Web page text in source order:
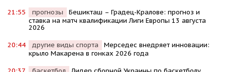
21:55 прогнозы
Бешикташ – Градец-Кралове: прогноз и
ставка на матч квалификации Лиги Европы 13 августа
2026
20:44 другие виды спорта
Мерседес внедряет инновации:
крыло Макарена в гонках 2026 года